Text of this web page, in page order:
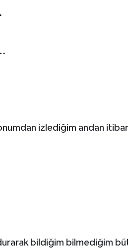
izlediğim andan
bildiğim bilmediğim